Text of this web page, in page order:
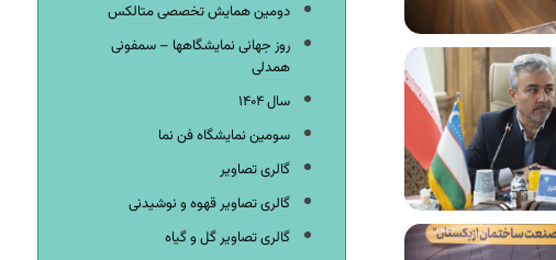
دومین همایش تخصصی متالکس
روز جهانی نمایشگاهها – سمفونی
همدلی
سال ۱۴۰۴
سومین نمایشگاه فن نما
گالری تصاویر
گالری تصاویر قهوه و نوشیدنی
گالری تصاویر گل و گیاه